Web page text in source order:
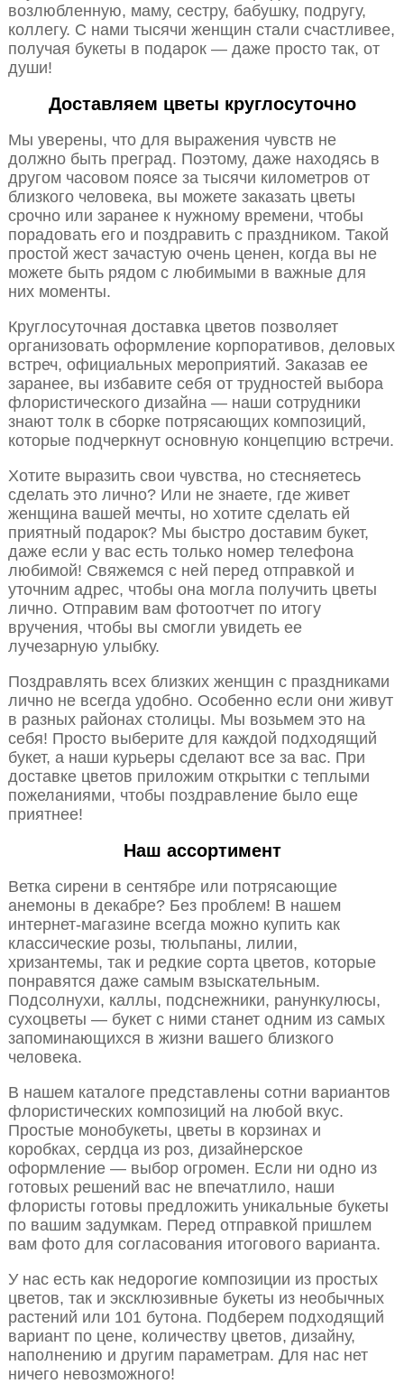
возлюбленную, маму, сестру, бабушку, подругу,
коллегу. С нами тысячи женщин стали счастливее,
получая букеты в подарок — даже просто так, от
души!
Доставляем цветы круглосуточно
Мы уверены, что для выражения чувств не
должно быть преград. Поэтому, даже находясь в
другом часовом поясе за тысячи километров от
близкого человека, вы можете заказать цветы
срочно или заранее к нужному времени, чтобы
порадовать его и поздравить с праздником. Такой
простой жест зачастую очень ценен, когда вы не
можете быть рядом с любимыми в важные для
них моменты.
Круглосуточная доставка цветов позволяет
организовать оформление корпоративов, деловых
встреч, официальных мероприятий. Заказав ее
заранее, вы избавите себя от трудностей выбора
флористического дизайна — наши сотрудники
знают толк в сборке потрясающих композиций,
которые подчеркнут основную концепцию встречи.
Хотите выразить свои чувства, но стесняетесь
сделать это лично? Или не знаете, где живет
женщина вашей мечты, но хотите сделать ей
приятный подарок? Мы быстро доставим букет,
даже если у вас есть только номер телефона
любимой! Свяжемся с ней перед отправкой и
уточним адрес, чтобы она могла получить цветы
лично. Отправим вам фотоотчет по итогу
вручения, чтобы вы смогли увидеть ее
лучезарную улыбку.
Поздравлять всех близких женщин с праздниками
лично не всегда удобно. Особенно если они живут
в разных районах столицы. Мы возьмем это на
себя! Просто выберите для каждой подходящий
букет, а наши курьеры сделают все за вас. При
доставке цветов приложим открытки с теплыми
пожеланиями, чтобы поздравление было еще
приятнее!
Наш ассортимент
Ветка сирени в сентябре или потрясающие
анемоны в декабре? Без проблем! В нашем
интернет-магазине всегда можно купить как
классические розы, тюльпаны, лилии,
хризантемы, так и редкие сорта цветов, которые
понравятся даже самым взыскательным.
Подсолнухи, каллы, подснежники, ранункулюсы,
сухоцветы — букет с ними станет одним из самых
запоминающихся в жизни вашего близкого
человека.
В нашем каталоге представлены сотни вариантов
флористических композиций на любой вкус.
Простые монобукеты, цветы в корзинах и
коробках, сердца из роз, дизайнерское
оформление — выбор огромен. Если ни одно из
готовых решений вас не впечатлило, наши
флористы готовы предложить уникальные букеты
по вашим задумкам. Перед отправкой пришлем
вам фото для согласования итогового варианта.
У нас есть как недорогие композиции из простых
цветов, так и эксклюзивные букеты из необычных
растений или 101 бутона. Подберем подходящий
вариант по цене, количеству цветов, дизайну,
наполнению и другим параметрам. Для нас нет
ничего невозможного!